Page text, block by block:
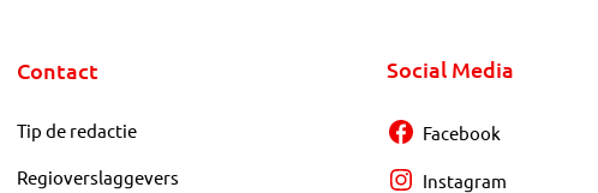
Contact
Tip de redactie
Regioverslaggevers
Social Media
Facebook
Instagram